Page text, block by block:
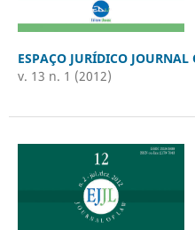
ESPAÇO JURÍDICO JOURNAL
v. 13 n. 1 (2012)